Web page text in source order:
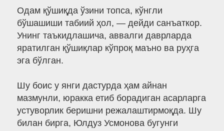
Одам қўшиқда ўзини топса, кўнгли
бўшашиши табиий ҳол, — дейди санъаткор.
Унинг таъкидлашича, аввалги даврларда
яратилган қўшиқлар кўпроқ маъно ва руҳга
эга бўлган.
Шу боис у янги дастурда ҳам айнан
мазмунли, юракка етиб борадиган асарларга
устуворлик беришни режалаштирмоқда. Шу
билан бирга, Юлдуз Усмонова бугунги